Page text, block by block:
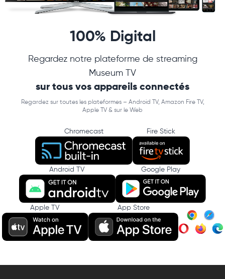
100% Digital
Regardez notre plateforme de streaming
Museum TV
sur tous vos appareils connectés
Regardez sur toutes les plateformes – Android TV, Amazon Fire TV,
Apple TV & sur le Web
Chromecast Fire Stick
Android TV Google Play
Apple TV App Store